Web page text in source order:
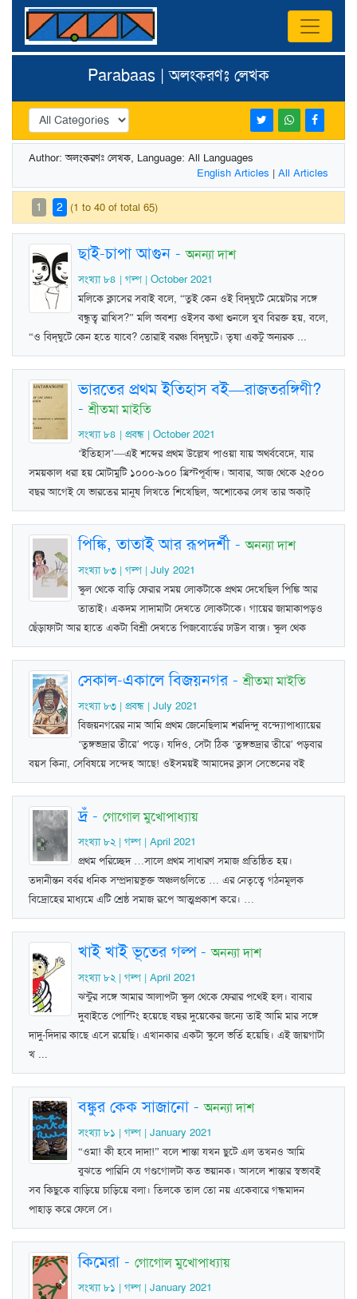
Parabaas | অলংকরণঃ লেখক
Author: অলংকরণঃ লেখক, Language: All Languages
English Articles | All Articles
1 2 (1 to 40 of total 65)
ছাই-চাপা আগুন -অনন্যা দাশ
সংখ্যা ৮৪ | গল্প | October 2021
মলিকে ক্লাসের সবাই বলে, “তুই কেন ওই বিদ্‌ঘুটে মেয়েটার সঙ্গে
বন্ধুত্ব রাখিস?” মলি অবশ্য ওইসব কথা শুনলে খুব বিরক্ত হয়, বলে,
“ও বিদ্‌ঘুটে কেন হতে যাবে? তোরাই বরঞ্চ বিদ্‌ঘুটে। তৃষা একটু অন্যরক ...
ভারতের প্রথম ইতিহাস বই—রাজতরঙ্গিণী?
-শ্রীতমা মাইতি
সংখ্যা ৮৪ | প্রবন্ধ | October 2021
‘ইতিহাস’—এই শব্দের প্রথম উল্লেখ পাওয়া যায় অথর্ববেদে, যার
সময়কাল ধরা হয় মোটামুটি ১০০০-৯০০ খ্রিস্টপূর্বাব্দ। আবার, আজ থেকে ২৫০০
বছর আগেই যে ভারতের মানুষ লিখতে শিখেছিল, অশোকের লেখ তার অকাট্
পিঙ্কি, তাতাই আর রূপদর্শী-অনন্যা দাশ
সংখ্যা ৮৩ | গল্প | July 2021
স্কুল থেকে বাড়ি ফেরার সময় লোকটাকে প্রথম দেখেছিল পিঙ্কি আর
তাতাই। একদম সাদামাটা দেখতে লোকটাকে। গায়ের জামাকাপড়ও
ছেঁড়াফাটা আর হাতে একটা বিশ্রী দেখতে পিজবোর্ডের ঢাউস বাক্স। স্কুল থেক
সেকাল-একালে বিজয়নগর-শ্রীতমা মাইতি
সংখ্যা ৮৩ | প্রবন্ধ | July 2021
বিজয়নগরের নাম আমি প্রথম জেনেছিলাম শরদিন্দু বন্দ্যোপাধ্যায়ের
‘তুঙ্গভদ্রার তীরে’ পড়ে। যদিও, সেটা ঠিক ‘তুঙ্গভদ্রার তীরে’ পড়বার
বয়স কিনা, সেবিষয়ে সন্দেহ আছে! ওইসময়ই আমাদের ক্লাস সেভেনের বই
দ্রঁ- গোগোল মুখোপাধ্যায়
সংখ্যা ৮২ | গল্প | April 2021
প্রথম পরিচ্ছেদ …সালে প্রথম সাধারণ সমাজ প্রতিষ্ঠিত হয়।
তদানীন্তন বর্বর ধনিক সম্প্রদায়ভুক্ত অঞ্চলগুলিতে … এর নেতৃত্বে গঠনমূলক
বিদ্রোহের মাধ্যমে এটি শ্রেষ্ঠ সমাজ রূপে আত্মপ্রকাশ করে। …
খাই খাই ভূতের গল্প-অনন্যা দাশ
সংখ্যা ৮২ | গল্প | April 2021
ঝন্টুর সঙ্গে আমার আলাপটা স্কুল থেকে ফেরার পথেই হল। বাবার
দুবাইতে পোস্টিং হয়েছে বছর দুয়েকের জন্যে তাই আমি মার সঙ্গে
দাদু-দিদার কাছে এসে রয়েছি। এখানকার একটা স্কুলে ভর্তি হয়েছি। এই জায়গাটা
খ ...
বঙ্কুর কেক সাজানো-অনন্যা দাশ
সংখ্যা ৮১ | গল্প | January 2021
“ওমা! কী হবে দাদা!” বলে শান্তা যখন ছুটে এল তখনও আমি
বুঝতে পারিনি যে গণ্ডগোলটা কত ভয়ানক। আসলে শান্তার স্বভাবই
সব কিছুকে বাড়িয়ে চাড়িয়ে বলা। তিলকে তাল তো নয় একেবারে গন্ধমাদন
পাহাড় করে ফেলে সে।
কিমেরা- গোগোল মুখোপাধ্যায়
সংখ্যা ৮১ | গল্প | January 2021